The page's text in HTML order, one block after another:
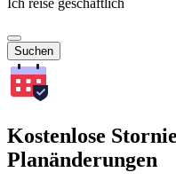
Suchen
Kostenlose
Planänderungen